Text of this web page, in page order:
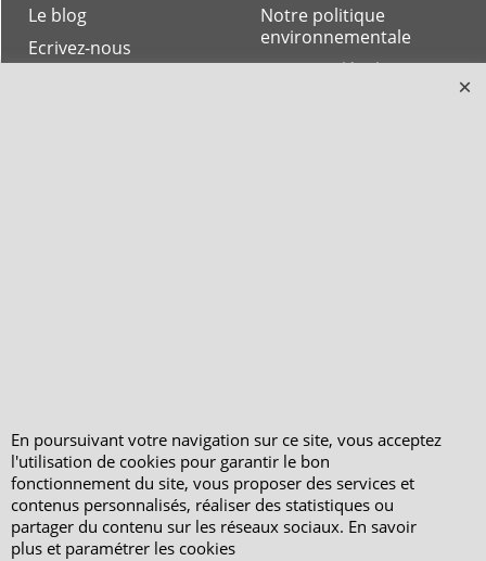
Notre politique
environnementale
Mentions légales
Le blog
Ecrivez-nous
En poursuivant votre navigation sur ce site, vous acceptez
l'utilisation de cookies pour garantir le bon
fonctionnement du site, vous proposer des services et
contenus personnalisés, réaliser des statistiques ou
partager du contenu sur les réseaux sociaux. En savoir
plus et paramétrer les cookies